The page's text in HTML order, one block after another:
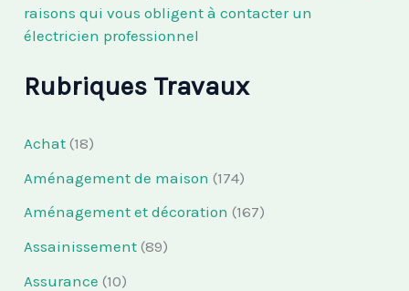
raisons qui vous obligent à contacter un
électricien professionnel
Rubriques Travaux
Achat (18)
Aménagement de maison (174)
Aménagement et décoration (167)
Assainissement (89)
Assurance (10)